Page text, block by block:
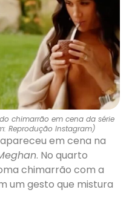
chimarrão em cena da série
Reprodução Instagram)
apareceu em cena na
. No quarto
chimarrão com a
um gesto que mistura